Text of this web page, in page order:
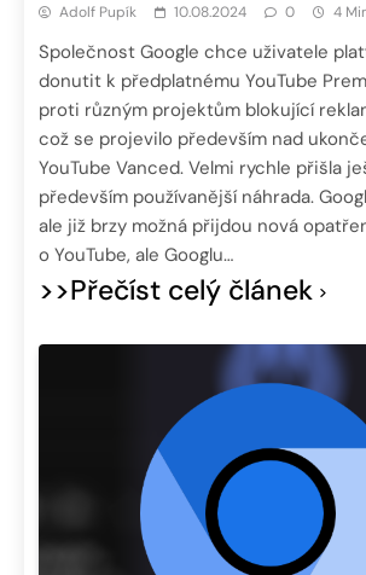
Adolf Pupík 10.08.2024 0 4
Společnost Google chce uživatele
donutit k předplatnému YouTube
proti různým projektům blokující
což se projevilo především nad
YouTube Vanced. Velmi rychle přišla
především používanější náhrada.
ale již brzy možná přijdou nová
o YouTube, ale Googlu…
>>Přečíst celý článek